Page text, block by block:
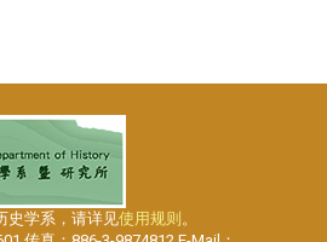
史学系，请详见使用规则 。